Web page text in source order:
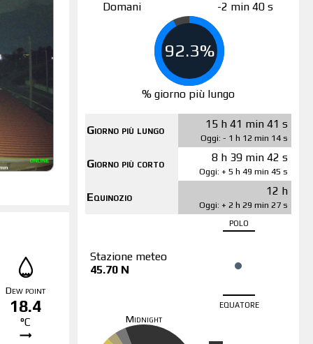
Dew point
18.4
°C
Domani
-2 min 40 s
92.3%
% giorno più lungo
Giorno più lungo 15 h 41 min 41 s
Oggi: - 1 h 12 min 14 s
Giorno più corto 8 h 39 min 42 s
Oggi: + 5 h 49 min 45 s
Equinozio 12 h
Oggi: + 2 h 29 min 27 s
Stazione meteo
45.70 N
polo
equatore
Midnight